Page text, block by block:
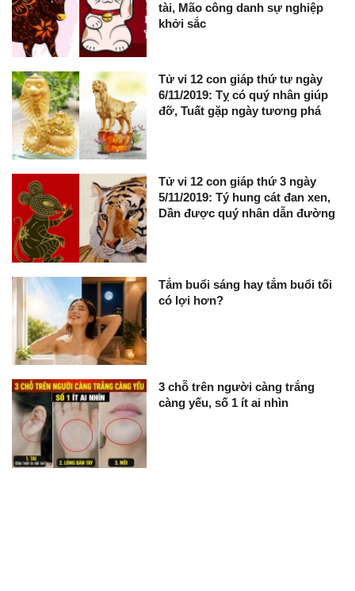
tài, Mão công danh sự nghiệp
khởi sắc
Tử vi 12 con giáp thứ tư ngày
6/11/2019: Tỵ có quý nhân giúp
đỡ, Tuất gặp ngày tương phá
Tử vi 12 con giáp thứ 3 ngày
5/11/2019: Tý hung cát đan xen,
Dần được quý nhân dẫn đường
Tắm buổi sáng hay tắm buổi tối
có lợi hơn?
3 chỗ trên người càng trắng
càng yếu, số 1 ít ai nhìn